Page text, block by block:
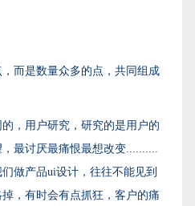
而是数量众多的点，共同组成
，用户研究，研究的是用户的
最讨厌最痛恨最想改变..........
们做产品ui设计，往往不能见到
，有时会有点抓狂，客户的痛